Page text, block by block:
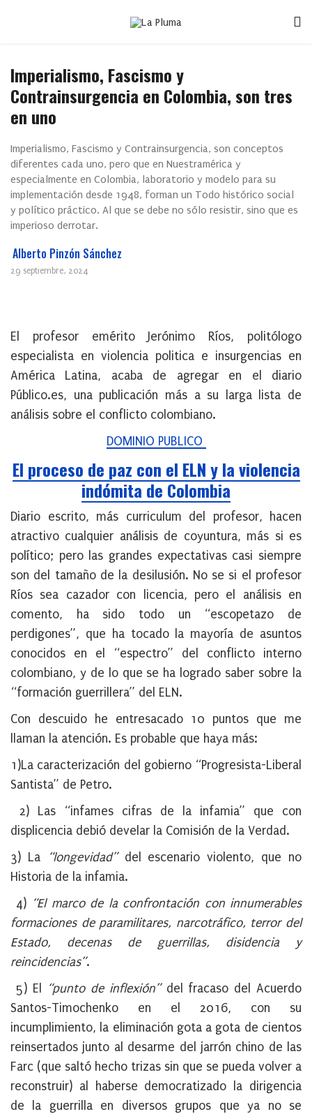
Imperialismo, Fascismo y
Contrainsurgencia en Colombia, son tres
en uno
Imperialismo, Fascismo y Contrainsurgencia, son conceptos
diferentes cada uno, pero que en Nuestramérica y
especialmente en Colombia, laboratorio y modelo para su
implementación desde 1948, forman un Todo histórico social
y político práctico. Al que se debe no sólo resistir, sino que es
imperioso derrotar.
Alberto Pinzón Sánchez
29 septiembre, 2024
El profesor emérito Jerónimo Ríos, politólogo
especialista en violencia politica e insurgencias en
América Latina, acaba de agregar en el diario
Público.es, una publicación más a su larga lista de
análisis sobre el conflicto colombiano.
DOMINIO PUBLICO
El proceso de paz con el ELN y la violencia
indómita de Colombia
Diario escrito, más curriculum del profesor, hacen
atractivo cualquier análisis de coyuntura, más si es
político; pero las grandes expectativas casi siempre
son del tamaño de la desilusión. No se si el profesor
Ríos sea cazador con licencia, pero el análisis en
comento, ha sido todo un “escopetazo de
perdigones”, que ha tocado la mayoría de asuntos
conocidos en el “espectro” del conflicto interno
colombiano, y de lo que se ha logrado saber sobre la
“formación guerrillera” del ELN.
Con descuido he entresacado 10 puntos que me
llaman la atención. Es probable que haya más:
1)La caracterización del gobierno “Progresista-Liberal
Santista” de Petro.
2) Las “infames cifras de la infamia” que con
displicencia debió develar la Comisión de la Verdad.
3) La
“longevidad”del escenario violento, que no
Historia de la infamia.
4) “El marco de la confrontación con innumerables
formaciones de paramilitares, narcotráfico, terror del
Estado, decenas de guerrillas, disidencia y
reincidencias”.
5) El
“punto de inflexión”del fracaso del Acuerdo
Santos-Timochenko en el 2016, con su
incumplimiento, la eliminación gota a gota de cientos
reinsertados junto al desarme del jarrón chino de las
Farc (que saltó hecho trizas sin que se pueda volver a
reconstruir) al haberse democratizado la dirigencia
de la guerrilla en diversos grupos que ya no se